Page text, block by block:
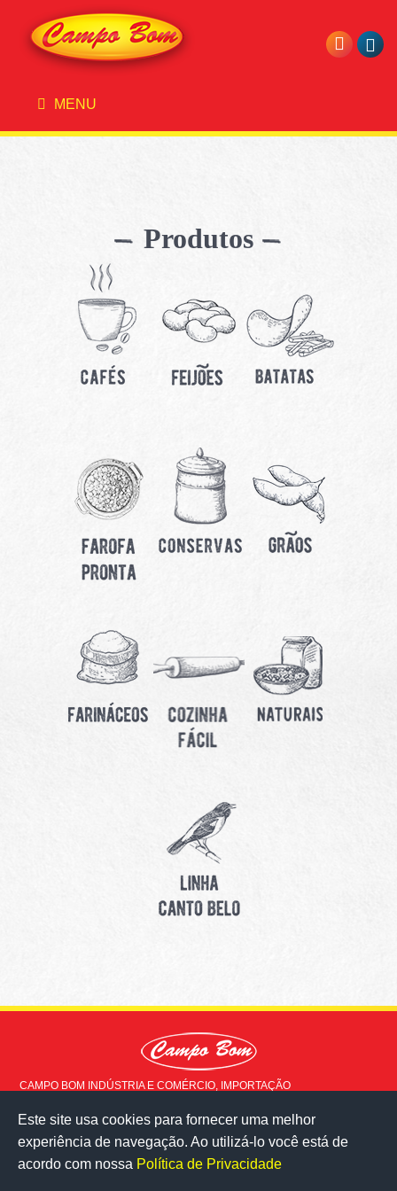
MENU
Produtos
CAMPO BOM INDÚSTRIA E COMÉRCIO, IMPORTAÇÃO
Rua Doutor Milton Ladeira, 517
Milho Branco - Juiz de Fora - MG
36083-020
Este site usa cookies para fornecer uma melhor
experiência de navegação. Ao utilizá-lo você está de
acordo com nossa Política de Privacidade